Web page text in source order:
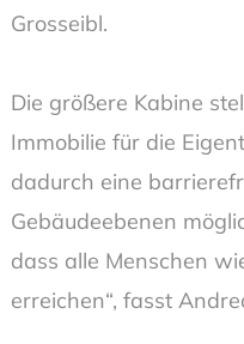
Grosseibl.
Die größere Kabine
Immobilie für die
dadurch eine
Gebäudeebenen
dass alle Menschen
erreichen“, fasst